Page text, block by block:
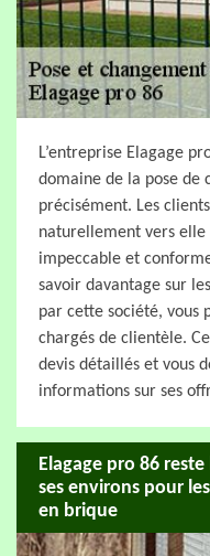
L’entreprise Elagage
domaine de la pose de
précisément. Les
naturellement vers elle
impeccable et
savoir davantage sur
par cette société, vous
chargés de clientèle.
devis détaillés et vous
informations sur ses
Elagage pro 86
ses environs pour
en brique